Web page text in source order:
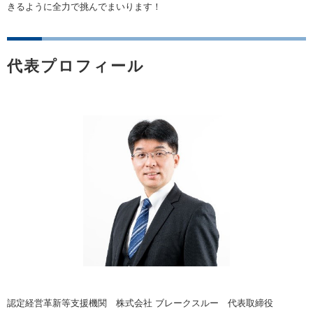
きるように全力で挑んでまいります！
代表プロフィール
認定経営革新等支援機関 株式会社 ブレークスルー 代表取締役